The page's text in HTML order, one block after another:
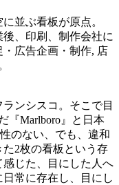
並ぶ看板が原点。
、印刷、制作会社に
広告企画・制作, 店
ンシスコ。そこで目
『Marlboro』と日本
のない、でも、違和
2枚の看板という存
じた、目にした人へ
常に存在し、目にし